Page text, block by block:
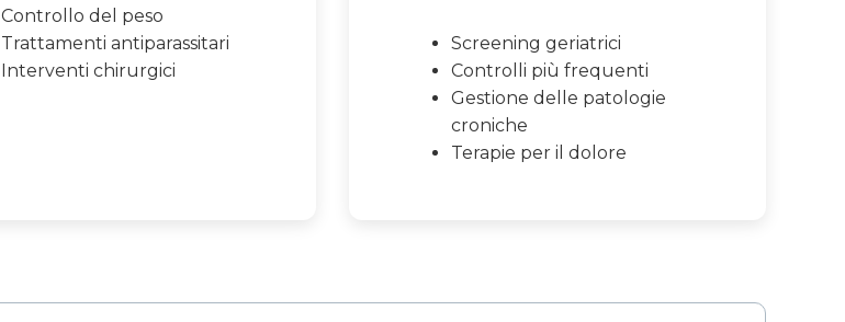
Controllo del peso
Trattamenti antiparassitari
Interventi chirurgici
Screening geriatrici
Controlli più frequenti
Gestione delle patologie
croniche
Terapie per il dolore